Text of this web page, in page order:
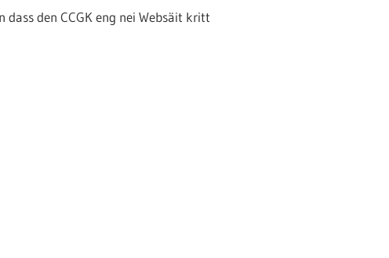
dass den CCGK eng nei Websäit kritt